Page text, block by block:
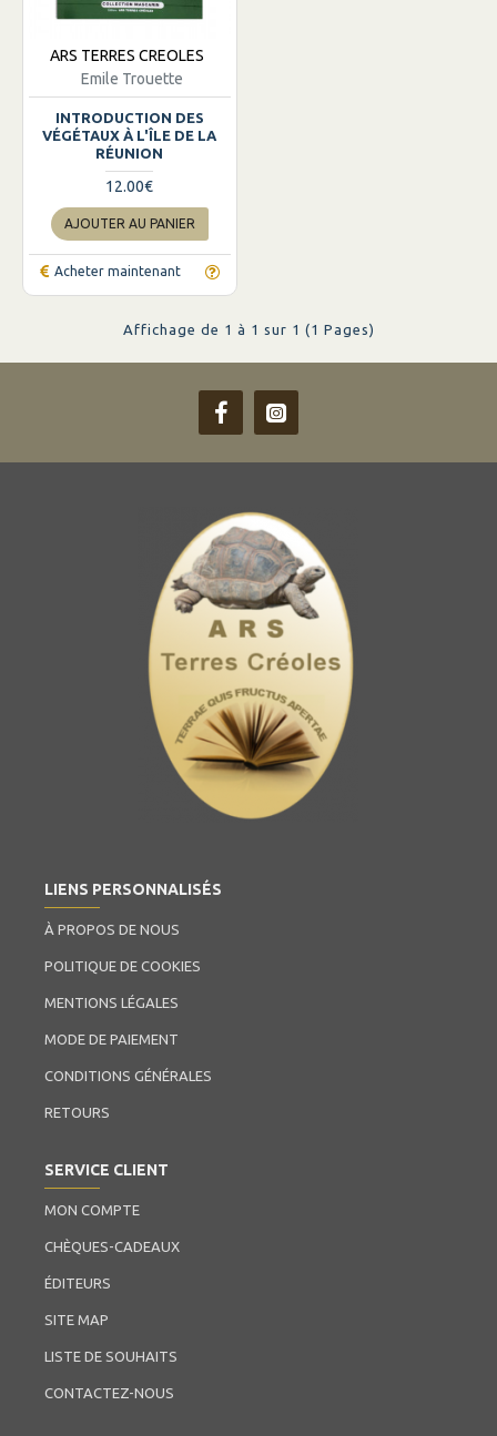
ARS TERRES CREOLES
Emile Trouette
INTRODUCTION DES
VÉGÉTAUX À L'ÎLE DE LA
RÉUNION
12.00€
AJOUTER AU PANIER
Acheter maintenant
Affichage de 1 à 1 sur 1 (1 Pages)
LIENS PERSONNALISÉS
À PROPOS DE NOUS
POLITIQUE DE COOKIES
MENTIONS LÉGALES
MODE DE PAIEMENT
CONDITIONS GÉNÉRALES
RETOURS
SERVICE CLIENT
MON COMPTE
CHÈQUES-CADEAUX
ÉDITEURS
SITE MAP
LISTE DE SOUHAITS
CONTACTEZ-NOUS